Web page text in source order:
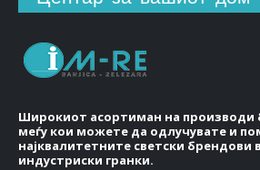
Широкиот асортиман на производи
меѓу кои можете да одлучувате и
најквалитетните светски брендови
индустриски гранки.